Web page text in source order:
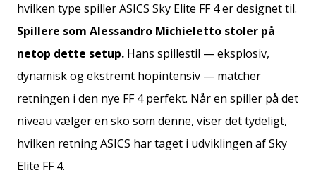
hvilken type spiller ASICS Sky Elite FF 4 er designet til.
Spillere som Alessandro Michieletto stoler på
netop dette setup. Hans spillestil — eksplosiv,
dynamisk og ekstremt hopintensiv — matcher
retningen i den nye FF 4 perfekt. Når en spiller på det
niveau vælger en sko som denne, viser det tydeligt,
hvilken retning ASICS har taget i udviklingen af Sky
Elite FF 4.